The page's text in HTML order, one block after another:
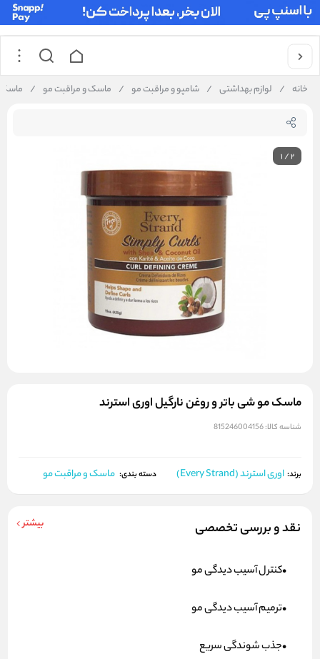
خانه / لوازم بهداشتی / شامپو و مراقبت مو / ماسک و مراقبت مو / ماسک
1/2
ماسک مو شی باتر و روغن نارگیل اوری استرند
شناسه کالا:815246004156
برند: اوری استرند (Every Strand) دسته بندی: ماسک و مراقبت مو
نقد و بررسی تخصصی بیشتر
•کنترل آسیب دیدگی مو
•ترمیم آسیب دیدگی مو
•جذب شوندگی سریع